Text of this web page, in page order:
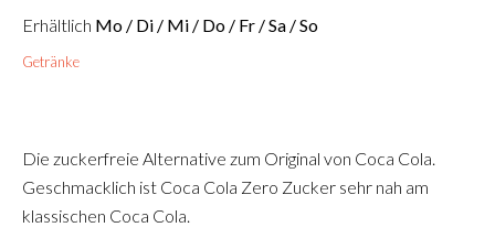
Erhältlich Mo / Di / Mi / Do / Fr / Sa / So
Getränke
Die zuckerfreie Alternative zum Original von Coca Cola.
Geschmacklich ist Coca Cola Zero Zucker sehr nah am
klassischen Coca Cola.